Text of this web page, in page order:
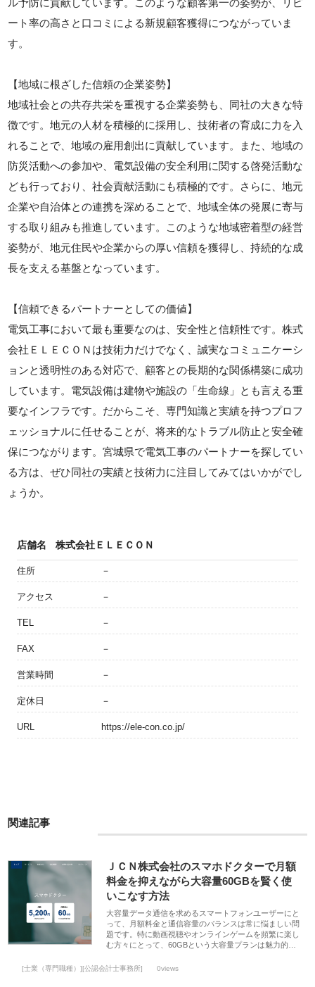
ート率の高さと口コミによる新規顧客獲得につながっていま
す。
【地域に根ざした信頼の企業姿勢】
地域社会との共存共栄を重視する企業姿勢も、同社の大きな特
徴です。地元の人材を積極的に採用し、技術者の育成に力を入
れることで、地域の雇用創出に貢献しています。また、地域の
防災活動への参加や、電気設備の安全利用に関する啓発活動な
ども行っており、社会貢献活動にも積極的です。さらに、地元
企業や自治体との連携を深めることで、地域全体の発展に寄与
する取り組みも推進しています。このような地域密着型の経営
姿勢が、地元住民や企業からの厚い信頼を獲得し、持続的な成
長を支える基盤となっています。
【信頼できるパートナーとしての価値】
電気工事において最も重要なのは、安全性と信頼性です。株式
会社ＥＬＥＣＯＮは技術力だけでなく、誠実なコミュニケーシ
ョンと透明性のある対応で、顧客との長期的な関係構築に成功
しています。電気設備は建物や施設の「生命線」とも言える重
要なインフラです。だからこそ、専門知識と実績を持つプロフ
ェッショナルに任せることが、将来的なトラブル防止と安全確
保につながります。宮城県で電気工事のパートナーを探してい
る方は、ぜひ同社の実績と技術力に注目してみてはいかがでし
ょうか。
店舗名 株式会社ＥＬＥＣＯＮ
住所 －
アクセス －
TEL －
FAX －
営業時間 －
定休日 －
URL https://ele-con.co.jp/
関連記事
ＪＣＮ株式会社のスマホドクターで月額
料金を抑えながら大容量60GBを賢く使
いこなす方法
大容量データ通信を求めるスマートフォンユーザーにと
って、月額料金と通信容量のバランスは常に悩ましい問
題です。特に動画視聴やオンラインゲームを頻繁に楽し
む方々にとって、60GBという大容量プランは魅力的…
[士業（専門職種）][公認会計士事務所] 0views